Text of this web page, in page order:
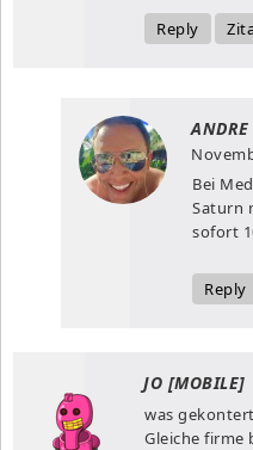
Reply
ANDRE
Bei
Saturn
sofort
Reply
JO [MOBILE]
was
Gleiche firme